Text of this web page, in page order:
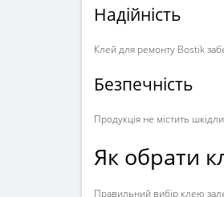
Надійність
Клей для ремонту Bostik
Безпечність
Продукція не містить
Як обрати
Правильний вибір клею